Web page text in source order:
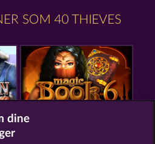
SOM 40 THIEVES
MAGIC BOOK 6
dine